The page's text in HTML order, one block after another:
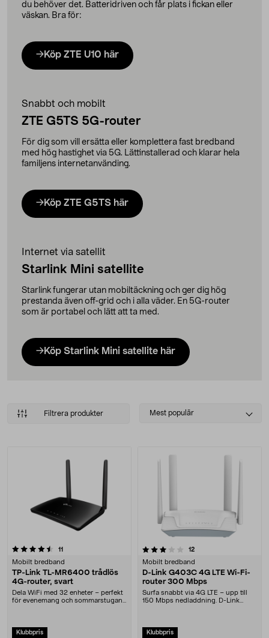
du behöver det. Batteridriven och får plats i fickan eller
väskan. Bra för:
Köp ZTE U10 här
Snabbt och mobilt
ZTE G5TS 5G-router
För dig som vill ersätta eller komplettera fast bredband
med hög hastighet via 5G. Lättinstallerad och klarar hela
familjens internetanvänding.
Köp ZTE G5TS här
Internet via satellit
Starlink Mini satellite
Starlink fungerar utan mobiltäckning och ger dig hög
prestanda även off-grid och i alla väder. En 5G-router
som är portabel och lätt att ta med.
Köp Starlink Mini satellite här
Filtrera produkter
Select
Mest populär
Produkter
11
Mobilt bredband
TP-Link TL-MR6400 trådlös
4G-router, svart
Dela WiFi med 32 enheter – perfekt
för evenemang och sommarstugan.
Klubbpris
3.5 av 5 stjärnor 12recensioner
Mobilt bredband
D-Link G403C 4G LTE Wi-Fi-
router 300 Mbps
Surfa snabbt via 4G LTE – upp till
150 Mbps nedladdning. D-Link
Klubbpris